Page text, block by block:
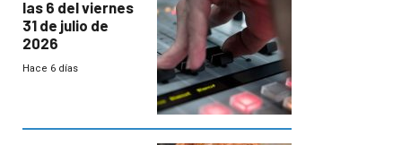
las 6 del viernes
31 de julio de
2026
Hace 6 días